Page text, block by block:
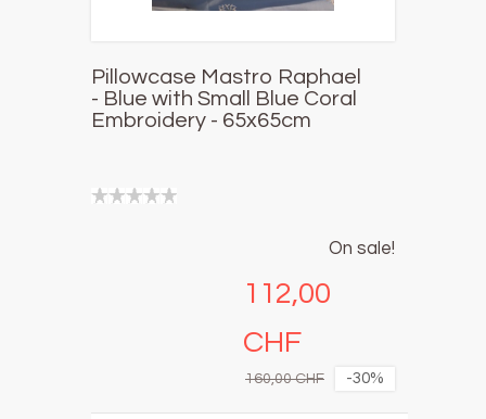
Pillowcase Mastro Raphael
- Blue with Small Blue Coral
Embroidery - 65x65cm
On sale!
112,00
CHF
-30%
160,00 CHF